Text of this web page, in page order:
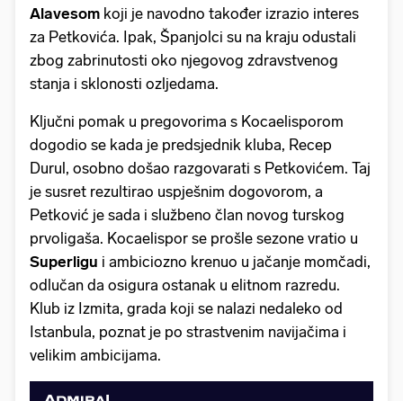
Alavesom koji je navodno također izrazio interes
za Petkovića. Ipak, Španjolci su na kraju odustali
zbog zabrinutosti oko njegovog zdravstvenog
stanja i sklonosti ozljedama.
Ključni pomak u pregovorima s Kocaelisporom
dogodio se kada je predsjednik kluba, Recep
Durul, osobno došao razgovarati s Petkovićem. Taj
je susret rezultirao uspješnim dogovorom, a
Petković je sada i službeno član novog turskog
prvoligaša. Kocaelispor se prošle sezone vratio u
Superligu i ambiciozno krenuo u jačanje momčadi,
odlučan da osigura ostanak u elitnom razredu.
Klub iz Izmita, grada koji se nalazi nedaleko od
Istanbula, poznat je po strastvenim navijačima i
velikim ambicijama.